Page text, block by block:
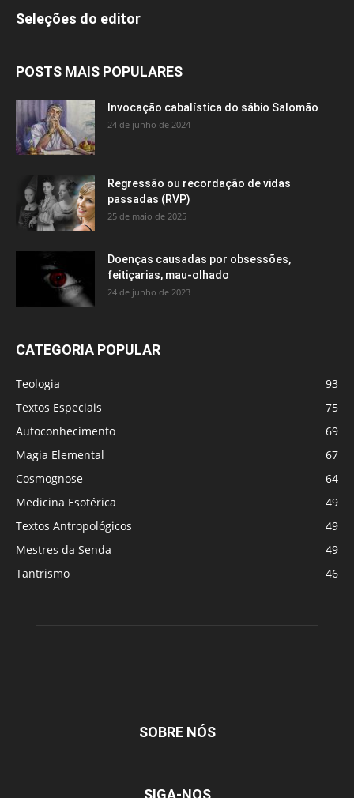
Seleções do editor
POSTS MAIS POPULARES
Invocação cabalística do sábio Salomão
24 de junho de 2024
Regressão ou recordação de vidas
passadas (RVP)
25 de maio de 2025
Doenças causadas por obsessões,
feitiçarias, mau-olhado
24 de junho de 2023
CATEGORIA POPULAR
Teologia
93
Textos Especiais
75
Autoconhecimento
69
Magia Elemental
67
Cosmognose
64
Medicina Esotérica
49
Textos Antropológicos
49
Mestres da Senda
49
Tantrismo
46
SOBRE NÓS
SIGA-NOS